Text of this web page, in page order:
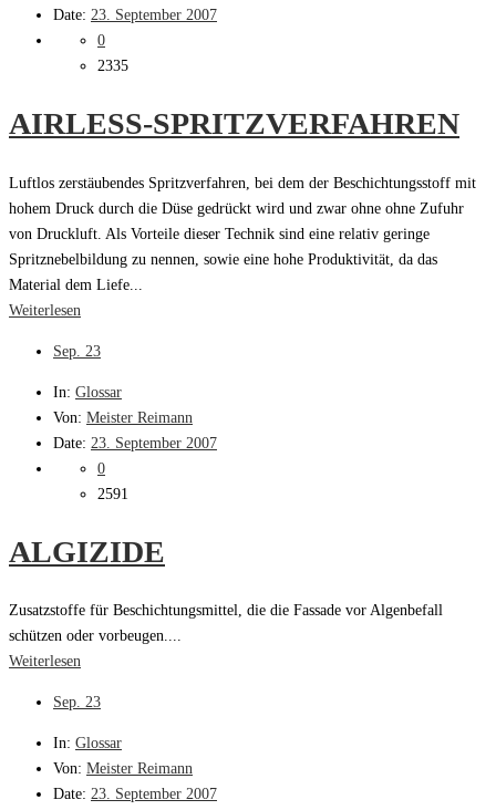
Date: 23. September 2007
0
2335
AIRLESS-SPRITZVERFAHREN
Luftlos zerstäubendes Spritzverfahren, bei dem der Beschichtungsstoff mit
hohem Druck durch die Düse gedrückt wird und zwar ohne ohne Zufuhr
von Druckluft. Als Vorteile dieser Technik sind eine relativ geringe
Spritznebelbildung zu nennen, sowie eine hohe Produktivität, da das
Material dem Liefe...
Weiterlesen
Sep. 23
In: Glossar
Von: Meister Reimann
Date: 23. September 2007
0
2591
ALGIZIDE
Zusatzstoffe für Beschichtungsmittel, die die Fassade vor Algenbefall
schützen oder vorbeugen....
Weiterlesen
Sep. 23
In: Glossar
Von: Meister Reimann
Date: 23. September 2007